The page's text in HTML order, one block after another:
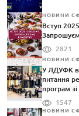
НОВИНИ
Вступ
2821
НОВИНИ
У ЛДУФК
питання
програм
1547
НОВИНИ